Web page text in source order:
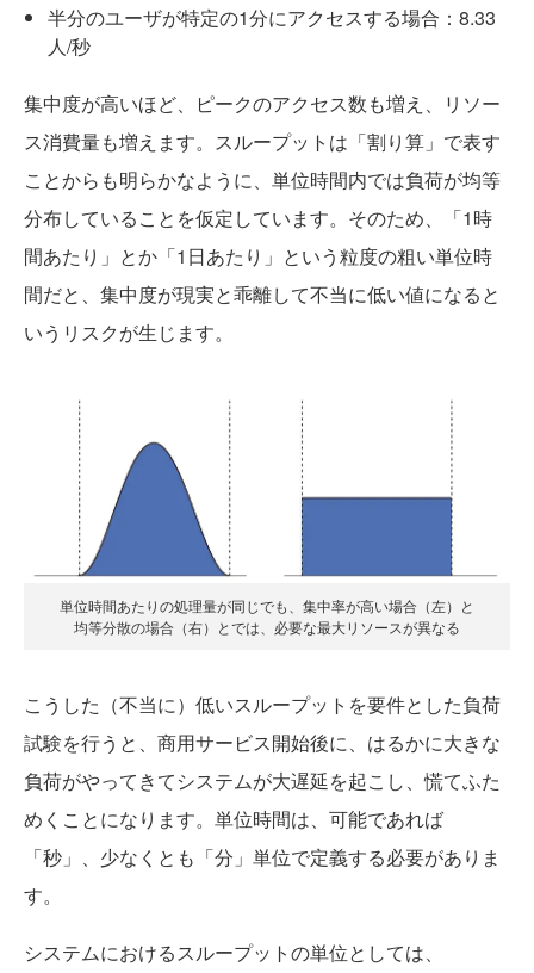
半分のユーザが特定の1分にアクセスする場合：8.33
人/秒
集中度が高いほど、ピークのアクセス数も増え、リソー
ス消費量も増えます。スループットは「割り算」で表す
ことからも明らかなように、単位時間内では負荷が均等
分布していることを仮定しています。そのため、「1時
間あたり」とか「1日あたり」という粒度の粗い単位時
間だと、集中度が現実と乖離して不当に低い値になると
いうリスクが生じます。
単位時間あたりの処理量が同じでも、集中率が高い場合（左）と
均等分散の場合（右）とでは、必要な最大リソースが異なる
こうした（不当に）低いスループットを要件とした負荷
試験を行うと、商用サービス開始後に、はるかに大きな
負荷がやってきてシステムが大遅延を起こし、慌てふた
めくことになります。単位時間は、可能であれば
「秒」、少なくとも「分」単位で定義する必要がありま
す。
システムにおけるスループットの単位としては、